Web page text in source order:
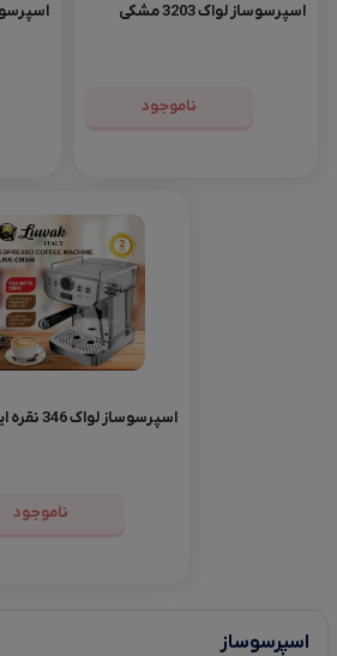
اسپرسوساز لواک 3203 مشکی
ناموجود
اسپرسوساز
اسپرسوساز لواک 346 نقره ایی
ناموجود
اسپرسوساز